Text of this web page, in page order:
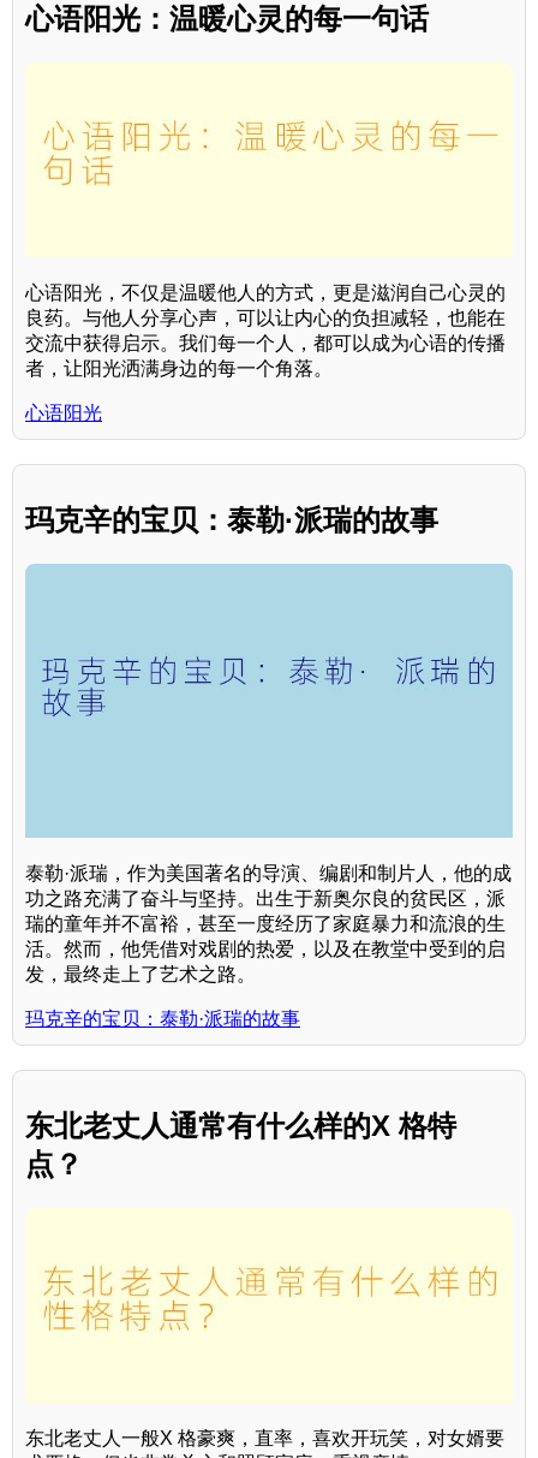
心语阳光：温暖心灵的每一句话
心语阳光，不仅是温暖他人的方式，更是滋润自己心灵的
良药。与他人分享心声，可以让内心的负担减轻，也能在
交流中获得启示。我们每一个人，都可以成为心语的传播
者，让阳光洒满身边的每一个角落。
心语阳光
玛克辛的宝贝：泰勒·派瑞的故事
泰勒·派瑞，作为美国著名的导演、编剧和制片人，他的成
功之路充满了奋斗与坚持。出生于新奥尔良的贫民区，派
瑞的童年并不富裕，甚至一度经历了家庭暴力和流浪的生
活。然而，他凭借对戏剧的热爱，以及在教堂中受到的启
发，最终走上了艺术之路。
玛克辛的宝贝：泰勒·派瑞的故事
东北老丈人通常有什么样的X 格特
点？
东北老丈人一般X 格豪爽，直率，喜欢开玩笑，对女婿要